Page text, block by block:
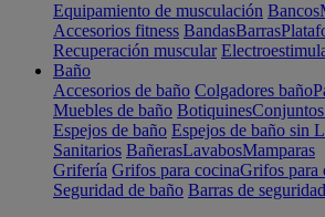
Equipamiento de musculación Bancos
Accesorios fitness BandasBarras
Recuperación muscular
Baño
Accesorios de baño Colgadores baño
Muebles de baño Botiquines
Espejos de baño Espejos de baño sin
Sanitarios BañerasLavabosMamparas
Grifería Grifos para cocinaGrifos para
Seguridad de baño Barras de